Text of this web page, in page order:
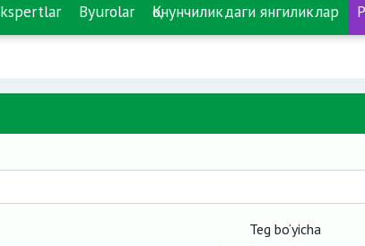
Byurolar Қонунчиликдаги янгиликлар
Teg bo‘yicha